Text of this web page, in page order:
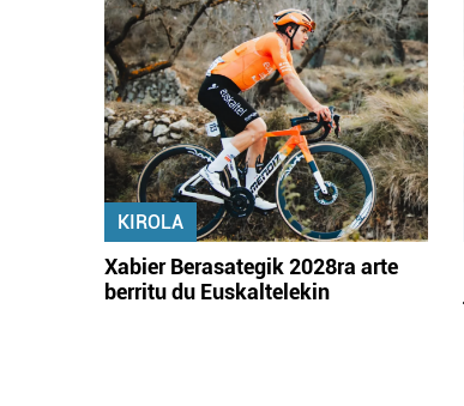
KIROLA
Xabier Berasategik 2028ra arte
berritu du Euskaltelekin